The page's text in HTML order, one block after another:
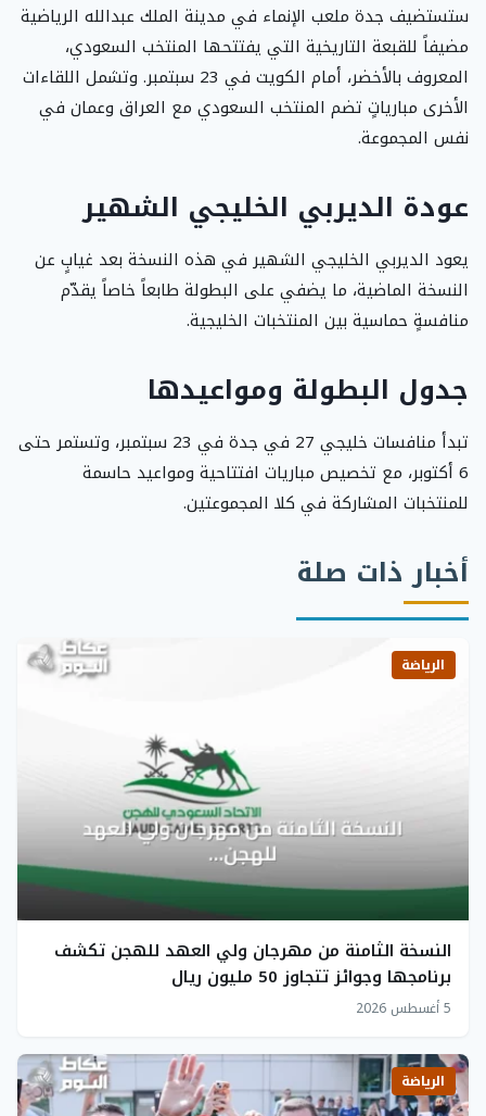
ستستضيف جدة ملعب الإنماء في مدينة الملك عبدالله الرياضية
مضيفاً للقبعة التاريخية التي يفتتحها المنتخب السعودي،
المعروف بالأخضر، أمام الكويت في 23 سبتمبر. وتشمل اللقاءات
الأخرى مبارياتٍ تضم المنتخب السعودي مع العراق وعمان في
نفس المجموعة.
عودة الديربي الخليجي الشهير
يعود الديربي الخليجي الشهير في هذه النسخة بعد غيابٍ عن
النسخة الماضية، ما يضفي على البطولة طابعاً خاصاً يقدّم
منافسةٍ حماسية بين المنتخبات الخليجية.
جدول البطولة ومواعيدها
تبدأ منافسات خليجي 27 في جدة في 23 سبتمبر، وتستمر حتى
6 أكتوبر، مع تخصيص مباريات افتتاحية ومواعيد حاسمة
للمنتخبات المشاركة في كلا المجموعتين.
أخبار ذات صلة
الرياضة
النسخة الثامنة من مهرجان ولي العهد للهجن تكشف
برنامجها وجوائز تتجاوز 50 مليون ريال
5 أغسطس 2026
الرياضة